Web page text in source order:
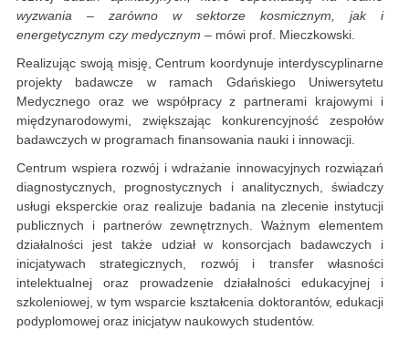
wyzwania – zarówno w sektorze kosmicznym, jak i
energetycznym czy medycznym – mówi prof. Mieczkowski.
Realizując swoją misję, Centrum koordynuje interdyscyplinarne
projekty badawcze w ramach Gdańskiego Uniwersytetu
Medycznego oraz we współpracy z partnerami krajowymi i
międzynarodowymi, zwiększając konkurencyjność zespołów
badawczych w programach finansowania nauki i innowacji.
Centrum wspiera rozwój i wdrażanie innowacyjnych rozwiązań
diagnostycznych, prognostycznych i analitycznych, świadczy
usługi eksperckie oraz realizuje badania na zlecenie instytucji
publicznych i partnerów zewnętrznych. Ważnym elementem
działalności jest także udział w konsorcjach badawczych i
inicjatywach strategicznych, rozwój i transfer własności
intelektualnej oraz prowadzenie działalności edukacyjnej i
szkoleniowej, w tym wsparcie kształcenia doktorantów, edukacji
podyplomowej oraz inicjatyw naukowych studentów.